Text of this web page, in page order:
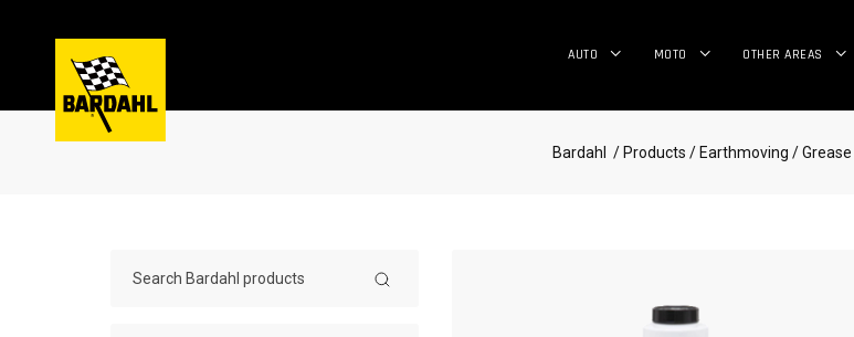
AUTO MOTO OTHER AREAS
Bardahl / Products / Earthmoving / Grease